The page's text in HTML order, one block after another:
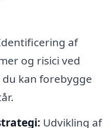
af
og risici ved
kan forebygge
Udvikling af